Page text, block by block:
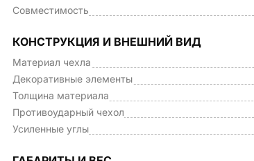
Совместимость
КОНСТРУКЦИЯ И ВНЕШНИЙ ВИД
Материал чехла
Декоративные элементы
Толщина материала
Противоударный чехол
Усиленные углы